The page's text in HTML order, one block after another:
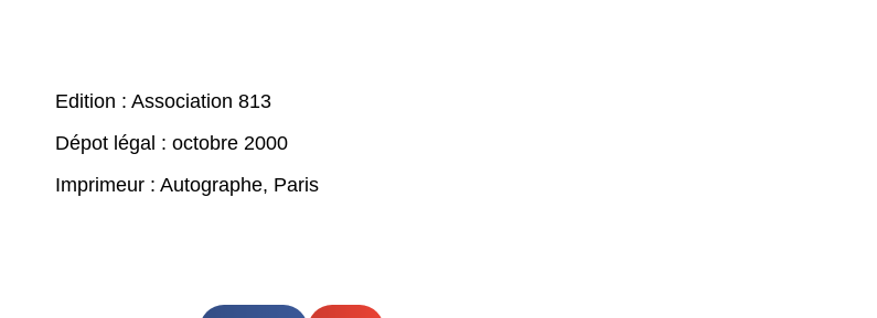
Edition : Association 813
Dépot légal : octobre 2000
Imprimeur : Autographe, Paris